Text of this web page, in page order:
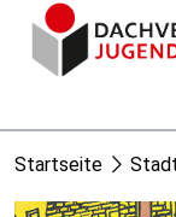
Startseite